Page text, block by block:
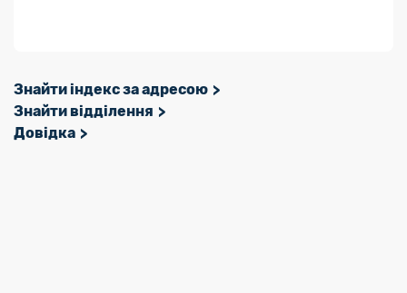
Знайти індекс за адресою
Знайти відділення
Довідка